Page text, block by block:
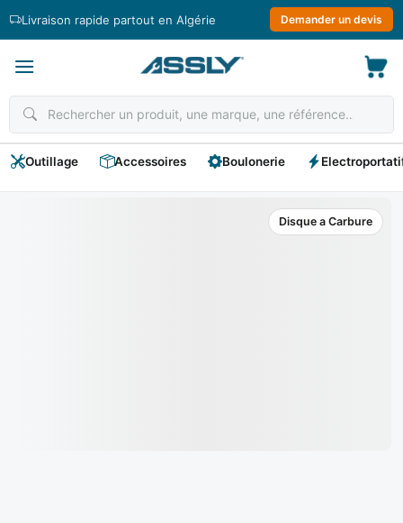
Livraison rapide partout en Algérie Demander un devis
Outillage Accessoires Boulonerie
Disque a Carbure